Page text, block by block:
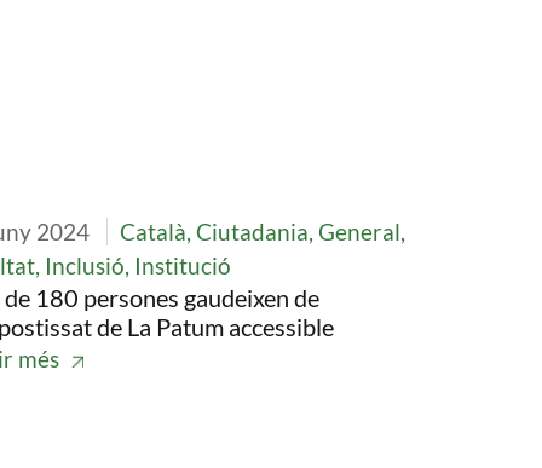
2024
Català, Ciutadania, General,
Inclusió, Institució
180 persones gaudeixen de
de La Patum accessible
més